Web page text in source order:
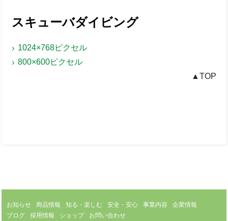
スキューバダイビング
1024×768ピクセル
800×600ピクセル
▲TOP
お知らせ 商品情報 知る・楽しむ 安全・安心 事業内容
企業情報
ブログ
採用情報 ショップ お問い合わせ